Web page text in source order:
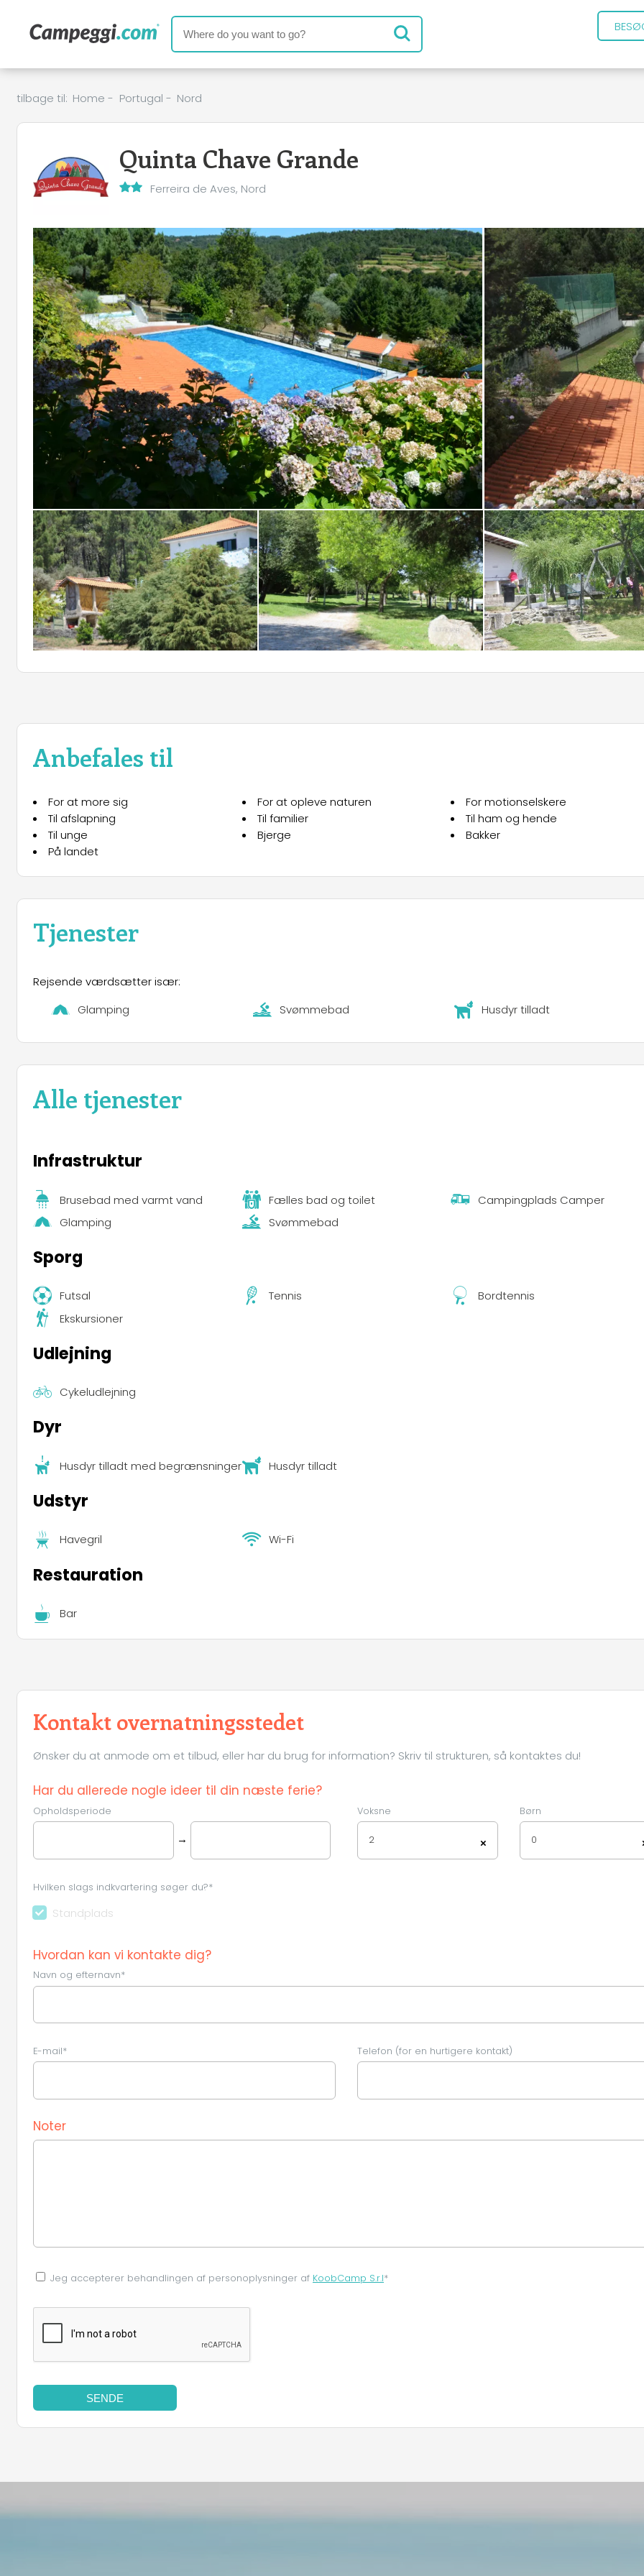
tilbage til: Home - Portugal - Nord
Quinta Chave Grande
Ferreira de Aves, Nord
Anbefales til
For at more sig For at opleve naturen
For motionselskere
Til afslapning
Til familier
Til ham og hende
Til unge
Bjerge
Bakker
På landet
Tjenester
Rejsende værdsætter især:
Glamping
Svømmebad Husdyr tilladt
Alle tjenester
Infrastruktur
Brusebad med varmt vand Fælles bad og toilet
Campingplads Camper
Glamping
Svømmebad
Sporg
Futsal Tennis
Bordtennis
Ekskursioner
Udlejning
Cykeludlejning
Dyr
Husdyr tilladt med begrænsninger Husdyr tilladt
Udstyr
Havegril Wi-Fi
Restauration
Bar
Kontakt overnatningsstedet
Ønsker du at anmode om et tilbud, eller har du brug for information? Skriv til strukturen, så kontaktes du!
Har du allerede nogle ideer til din næste ferie?
Opholdsperiode
→
Voksne
×
2
Børn
0
Hvilken slags indkvartering søger du?*
Standplads
Hvordan kan vi kontakte dig?
Navn og efternavn*
E-mail* Telefon (for en hurtigere kontakt)
Noter
Jeg accepterer behandlingen af ​​personoplysninger af KoobCamp S.r.l*
SENDE